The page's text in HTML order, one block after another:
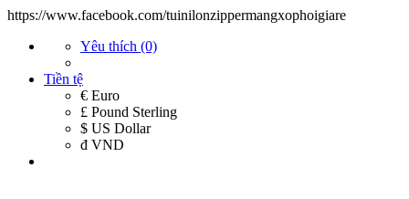
https://www.facebook.com/tuinilonzippermangxophoigiare
Yêu thích (0)
Tiền tệ
€ Euro
£ Pound Sterling
$ US Dollar
đ VND